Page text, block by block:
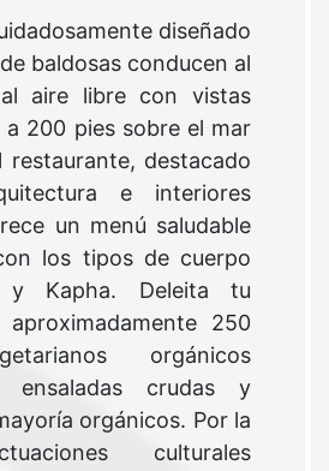
diseñado
baldosas conducen al
aire libre con vistas
a 200 pies sobre el mar
restaurante, destacado
e interiores
un menú saludable
los tipos de cuerpo
y Kapha. Deleita tu
250
orgánicos
ensaladas crudas y
orgánicos. Por la
culturales